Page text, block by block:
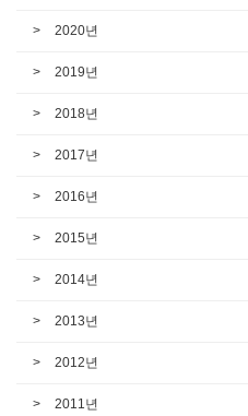
2020년
2019년
2018년
2017년
2016년
2015년
2014년
2013년
2012년
2011년